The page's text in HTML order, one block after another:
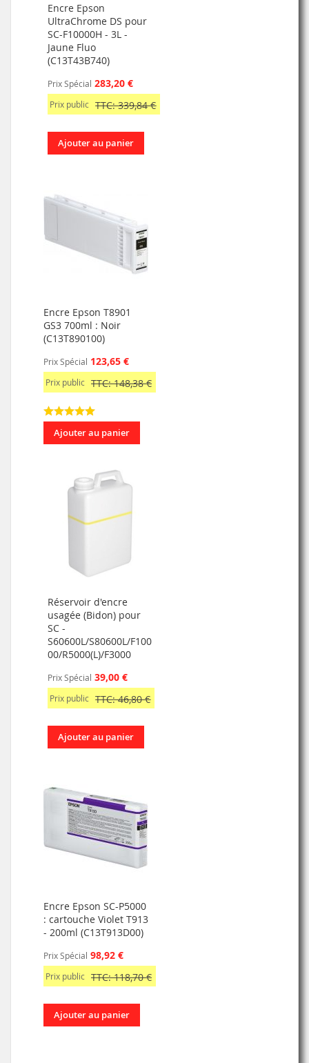
Encre Epson
UltraChrome DS pour
SC-F10000H - 3L -
Jaune Fluo
(C13T43B740)
Prix Spécial 283,20 €
Prix public TTC: 339,84 €
Ajouter au panier
Encre Epson T8901
GS3 700ml : Noir
(C13T890100)
Prix Spécial 123,65 €
Prix public TTC: 148,38 €
Ajouter au panier
Réservoir d'encre
usagée (Bidon) pour
SC -
S60600L/S80600L/F100
00/R5000(L)/F3000
Prix Spécial 39,00 €
Prix public TTC: 46,80 €
Ajouter au panier
Encre Epson SC-P5000
: cartouche Violet T913
- 200ml (C13T913D00)
Prix Spécial 98,92 €
Prix public TTC: 118,70 €
Ajouter au panier